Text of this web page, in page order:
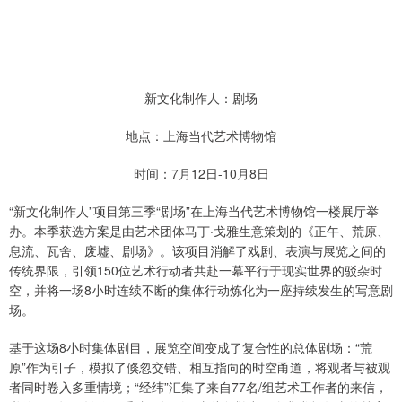
新文化制作人：剧场
地点：上海当代艺术博物馆
时间：7月12日-10月8日
“新文化制作人”项目第三季“剧场”在上海当代艺术博物馆一楼展厅举
办。本季获选方案是由艺术团体马丁·戈雅生意策划的《正午、荒原、
息流、瓦舍、废墟、剧场》。该项目消解了戏剧、表演与展览之间的
传统界限，引领150位艺术行动者共赴一幕平行于现实世界的驳杂时
空，并将一场8小时连续不断的集体行动炼化为一座持续发生的写意剧
场。
基于这场8小时集体剧目，展览空间变成了复合性的总体剧场：“荒
原”作为引子，模拟了倏忽交错、相互指向的时空甬道，将观者与被观
者同时卷入多重情境；“经纬”汇集了来自77名/组艺术工作者的来信，